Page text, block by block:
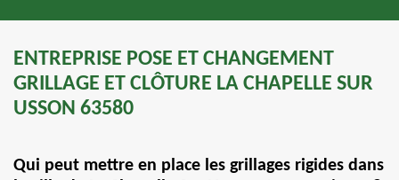
ENTREPRISE POSE ET CHANGEMENT
GRILLAGE ET CLÔTURE LA CHAPELLE SUR
USSON 63580
Qui peut mettre en place les grillages rigides dans